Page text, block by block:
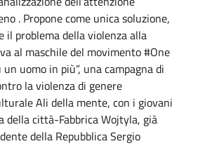
. Propone come unica soluzione,
il problema della violenza alla
al maschile del movimento #One
uomo in più”, una campagna di
la violenza di genere
Ali della mente, con i giovani
della città-Fabbrica Wojtyla, già
della Repubblica Sergio